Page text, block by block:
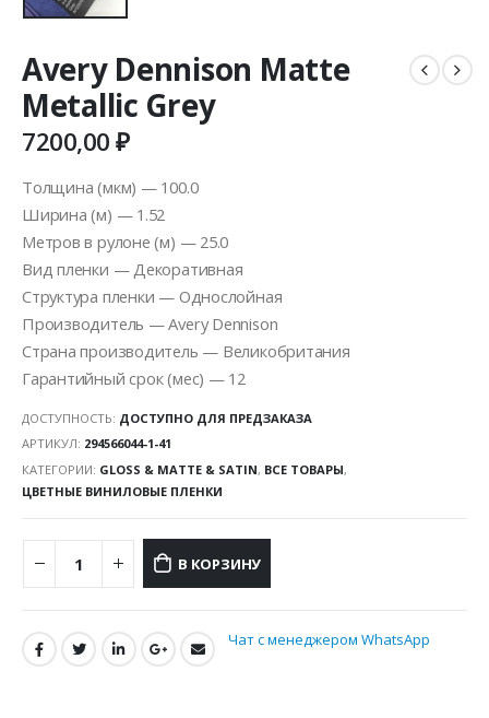
Avery Dennison Matte
Metallic Grey
7200,00₽
Толщина (мкм) — 100.0
Ширина (м) — 1.52
Метров в рулоне (м) — 25.0
Вид пленки — Декоративная
Структура пленки — Однослойная
Производитель — Avery Dennison
Страна производитель — Великобритания
Гарантийный срок (мес) — 12
ДОСТУПНОСТЬ: ДОСТУПНО ДЛЯ ПРЕДЗАКАЗА
АРТИКУЛ: 294566044-1-41
КАТЕГОРИИ: GLOSS & MATTE & SATIN, ВСЕ ТОВАРЫ,
ЦВЕТНЫЕ ВИНИЛОВЫЕ ПЛЕНКИ
В КОРЗИНУ
Чат с менеджером WhatsApp